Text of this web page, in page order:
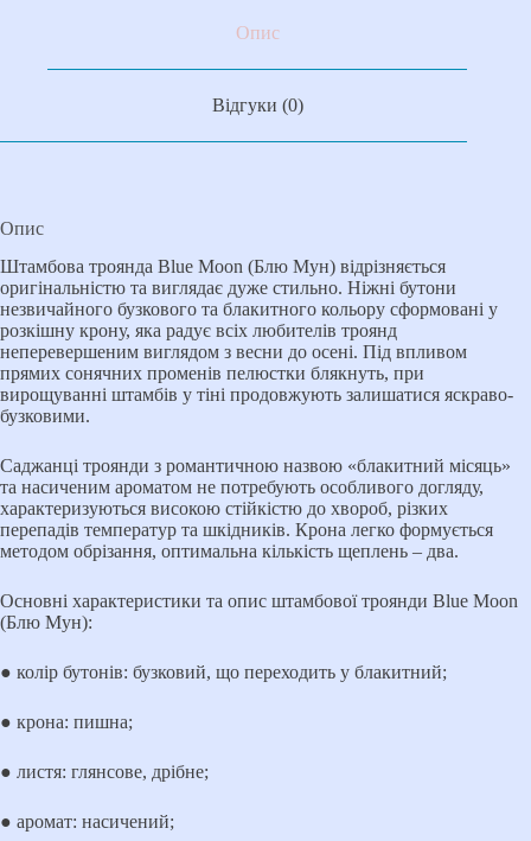
Опис
Відгуки (0)
Опис
Штамбова троянда Blue Moon (Блю Мун) відрізняється
оригінальністю та виглядає дуже стильно. Ніжні бутони
незвичайного бузкового та блакитного кольору сформовані у
розкішну крону, яка радує всіх любителів троянд
неперевершеним виглядом з весни до осені. Під впливом
прямих сонячних променів пелюстки блякнуть, при
вирощуванні штамбів у тіні продовжують залишатися яскраво-
бузковими.
Саджанці троянди з романтичною назвою «блакитний місяць»
та насиченим ароматом не потребують особливого догляду,
характеризуються високою стійкістю до хвороб, різких
перепадів температур та шкідників. Крона легко формується
методом обрізання, оптимальна кількість щеплень – два.
Основні характеристики та опис штамбової троянди Blue Moon
(Блю Мун):
● колір бутонів: бузковий, що переходить у блакитний;
● крона: пишна;
● листя: глянсове, дрібне;
● аромат: насичений;